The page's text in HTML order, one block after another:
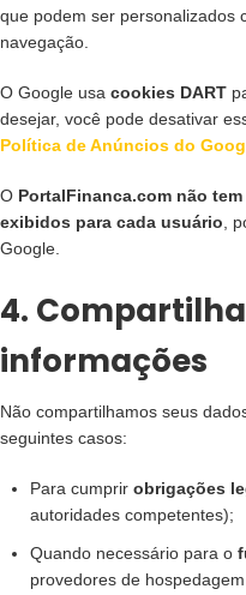
que podem ser personalizados
navegação.
O Google usa cookies DART
desejar, você pode desativar
Política de Anúncios do
O PortalFinanca.com não
exibidos para cada usuário ,
Google.
4.
informações
Não compartilhamos seus
seguintes casos:
Para cumprir obrigações
autoridades competentes);
Quando necessário para o
provedores de